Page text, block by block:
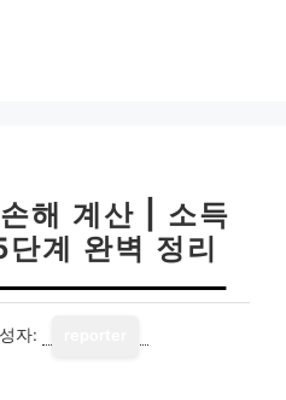
해 계산 | 소득
계 완벽 정리
자: